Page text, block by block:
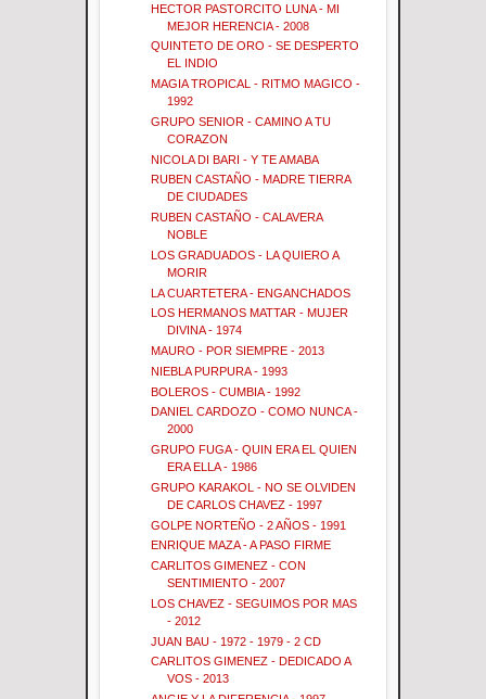
HECTOR PASTORCITO LUNA - MI
MEJOR HERENCIA - 2008
QUINTETO DE ORO - SE DESPERTO
EL INDIO
MAGIA TROPICAL - RITMO MAGICO -
1992
GRUPO SENIOR - CAMINO A TU
CORAZON
NICOLA DI BARI - Y TE AMABA
RUBEN CASTAÑO - MADRE TIERRA
DE CIUDADES
RUBEN CASTAÑO - CALAVERA
NOBLE
LOS GRADUADOS - LA QUIERO A
MORIR
LA CUARTETERA - ENGANCHADOS
LOS HERMANOS MATTAR - MUJER
DIVINA - 1974
MAURO - POR SIEMPRE - 2013
NIEBLA PURPURA - 1993
BOLEROS - CUMBIA - 1992
DANIEL CARDOZO - COMO NUNCA -
2000
GRUPO FUGA - QUIN ERA EL QUIEN
ERA ELLA - 1986
GRUPO KARAKOL - NO SE OLVIDEN
DE CARLOS CHAVEZ - 1997
GOLPE NORTEÑO - 2 AÑOS - 1991
ENRIQUE MAZA - A PASO FIRME
CARLITOS GIMENEZ - CON
SENTIMIENTO - 2007
LOS CHAVEZ - SEGUIMOS POR MAS
- 2012
JUAN BAU - 1972 - 1979 - 2 CD
CARLITOS GIMENEZ - DEDICADO A
VOS - 2013